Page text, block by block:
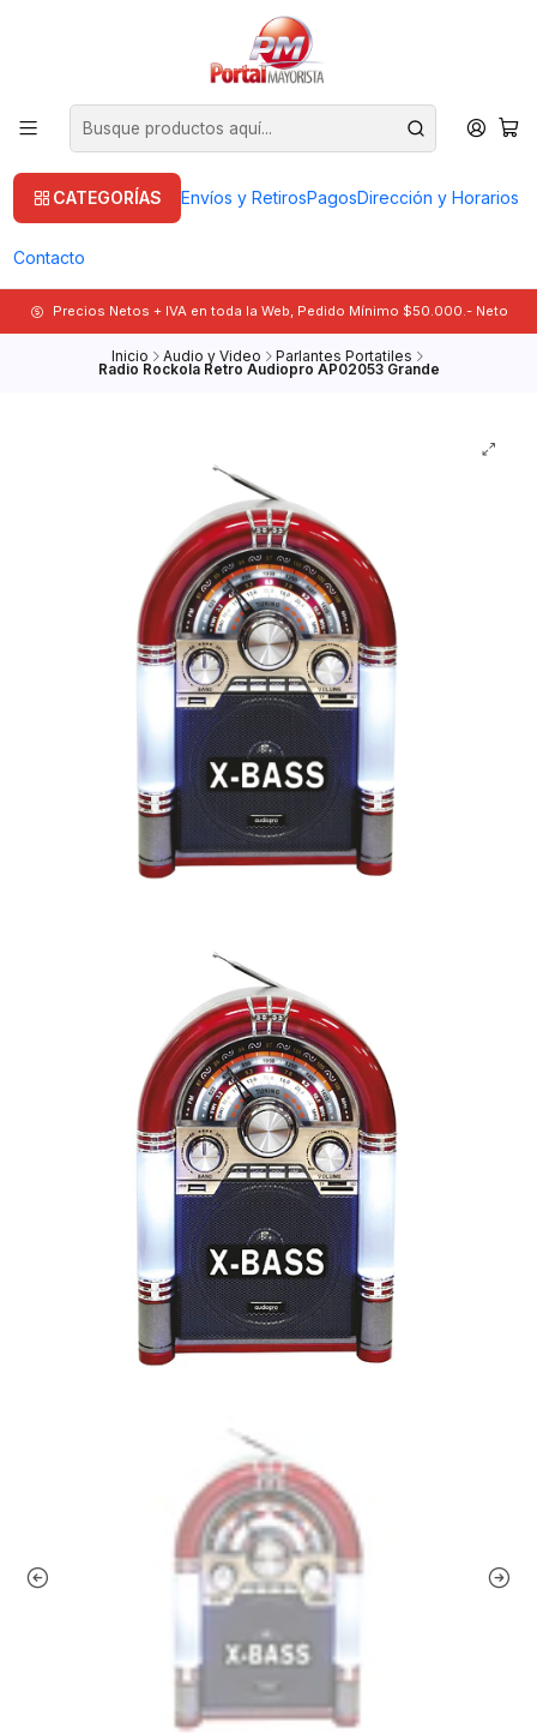
CATEGORÍAS Envíos y RetirosPagosDirección y Horarios
Contacto
Precios Netos + IVA en toda la Web, Pedido Mínimo $50.000.- Neto
Inicio Audio y Video Parlantes Portatiles
Radio Rockola Retro Audiopro AP02053 Grande